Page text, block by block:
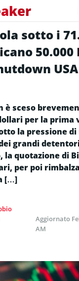
sotto i
50.000
è sceso
per la prima
la pressione
grandi
la quotazione di
per poi
[…]
Aggiornato
AM